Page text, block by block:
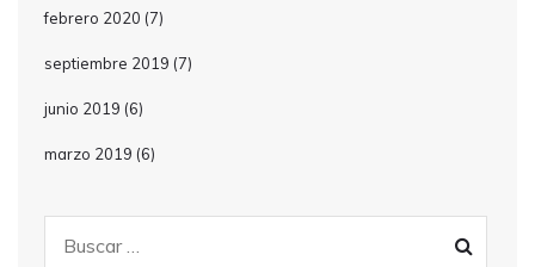
febrero 2020 (7)
septiembre 2019 (7)
junio 2019 (6)
marzo 2019 (6)